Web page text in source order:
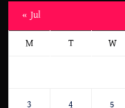
M T W
3 4 5
« Jul